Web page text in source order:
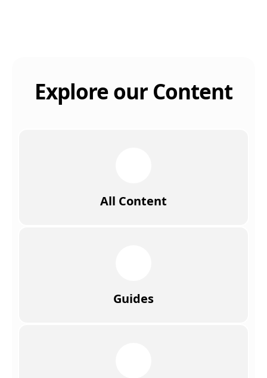
Explore our Content
All Content
Guides